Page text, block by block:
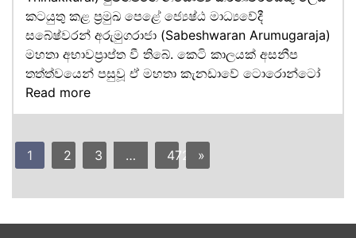
කටයුතු කළ ප්‍රමුඛ පෙළේ ජ්‍යෙෂ්ඨ මාධ්‍යවේදී
සබේෂ්වරන් අරුමුගරාජා (Sabeshwaran Arumugaraja)
මහතා අභාවප්‍රාප්ත වී තිබේ. කෙටි කාලයක් අසනීප
තත්ත්වයෙන් පසුවූ ඒ මහතා කැනඩාවේ ටොරොන්ටෝ
Read more
1 2 3 … 472 »